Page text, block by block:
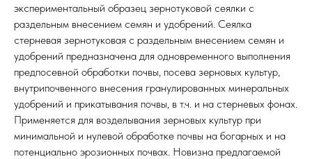
экспериментальный образец зернотуковой сеялки с
раздельным внесением семян и удобрений. Сеялка
стерневая зернотуковая с раздельным внесением семян и
удобрений предназначена для одновременного выполнения
предпосевной обработки почвы, посева зерновых культур,
внутрипочвенного внесения гранулированных минеральных
удобрений и прикатывания почвы, в т.ч. и на стерневых фонах.
Применяется для возделывания зерновых культур при
минимальной и нулевой обработке почвы на богарных и на
потенциально эрозионных почвах. Новизна предлагаемой